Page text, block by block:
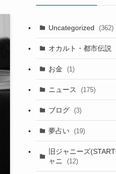
Uncategorized (362)
オカルト・都市伝説
お金 (1)
ニュース (175)
ブログ (3)
夢占い (19)
旧ジャニーズ
ャニ
(12)